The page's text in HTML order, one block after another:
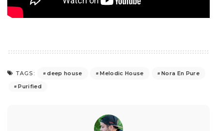
TAGS: deep house Melodic House
Nora En Pure
Purified